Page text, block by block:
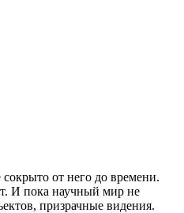
от него до времени.
И пока научный мир не
призрачные видения.